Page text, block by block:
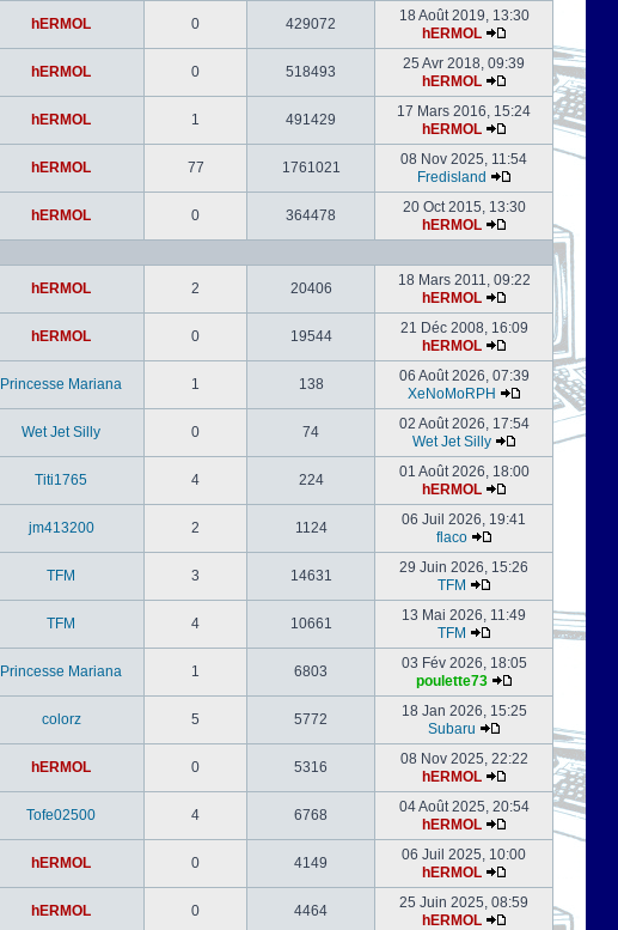
hERMOL 0 429072
18 Août 2019, 13:30
hERMOL
hERMOL 0 518493
25 Avr 2018, 09:39
hERMOL
hERMOL 1 491429
17 Mars 2016, 15:24
hERMOL
hERMOL 77 1761021
08 Nov 2025, 11:54
Fredisland
hERMOL 0 364478
20 Oct 2015, 13:30
hERMOL
hERMOL 2 20406
18 Mars 2011, 09:22
hERMOL
hERMOL 0 19544
21 Déc 2008, 16:09
hERMOL
Princesse Mariana 1 138
06 Août 2026, 07:39
XeNoMoRPH
Wet Jet Silly 0 74
02 Août 2026, 17:54
Wet Jet Silly
Titi1765 4 224
01 Août 2026, 18:00
hERMOL
jm413200 2 1124
06 Juil 2026, 19:41
flaco
TFM 3 14631
29 Juin 2026, 15:26
TFM
TFM 4 10661
13 Mai 2026, 11:49
TFM
Princesse Mariana 1 6803
03 Fév 2026, 18:05
poulette73
colorz 5 5772
18 Jan 2026, 15:25
Subaru
hERMOL 0 5316
08 Nov 2025, 22:22
hERMOL
Tofe02500 4 6768
04 Août 2025, 20:54
hERMOL
hERMOL 0 4149
06 Juil 2025, 10:00
hERMOL
hERMOL 0 4464
25 Juin 2025, 08:59
hERMOL